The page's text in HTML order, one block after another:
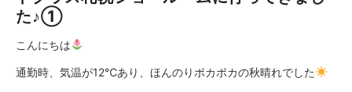
た♪①
こんにちは
通勤時、気温が12℃あり、ほんのりポカポカの秋晴れでした